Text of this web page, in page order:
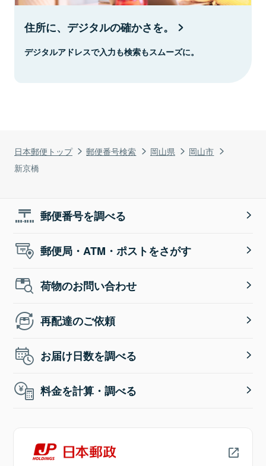
日本郵便トップ 郵便番号検索 岡山県
岡山市
新京橋
住所に、デジタルの確かさを。
デジタルアドレスで入力も検索もスムーズに。
郵便番号を調べる
郵便局・ATM・ポストをさがす
荷物のお問い合わせ
再配達のご依頼
お届け日数を調べる
料金を計算・調べる